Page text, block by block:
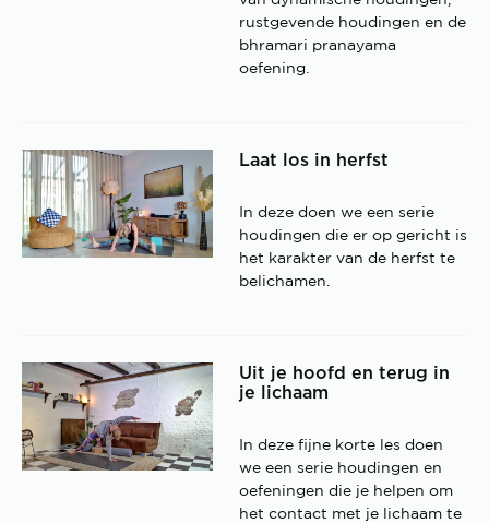
rustgevende houdingen en de
bhramari pranayama
oefening.
Laat los in herfst
In deze doen we een serie
houdingen die er op gericht is
het karakter van de herfst te
belichamen.
Uit je hoofd en terug in
je lichaam
In deze fijne korte les doen
we een serie houdingen en
oefeningen die je helpen om
het contact met je lichaam te